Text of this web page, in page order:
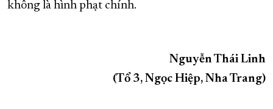
không là hình phạt chính.
Nguyễn Thái Linh
(Tổ 3, Ngọc Hiệp, Nha Trang)